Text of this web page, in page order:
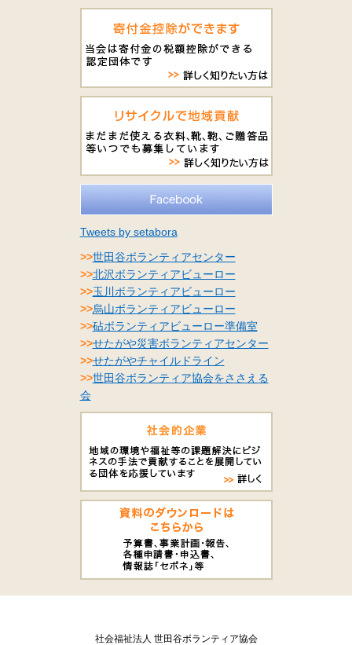
Tweets by setabora
>>世田谷ボランティアセンター
>>北沢ボランティアビューロー
>>玉川ボランティアビューロー
>>烏山ボランティアビューロー
>>砧ボランティアビューロー準備室
>>せたがや災害ボランティアセンター
>>せたがやチャイルドライン
>>世田谷ボランティア協会をささえる
会
社会福祉法人 世田谷ボランティア協会